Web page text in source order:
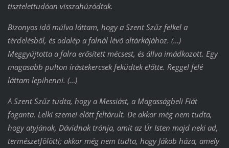
tisztelettudóan visszahúzódtak.
Bizonyos idő múlva láttam, hogy a Szent Szűz felkel a
térdelésből, és odalép a falnál lévő oltárkájához. (…)
Meggyújtotta a falra erősített mécsest, és állva imádkozott. Egy
magasabb pulton írástekercsek feküdtek előtte. Reggel felé
láttam lepihenni. (…)
A Szent Szűz tudta, hogy a Messiást, a Magasságbeli Fiát
foganta. Lelki szemei előtt feltárult. De akkor még nem tudta,
hogy atyjának, Dávidnak trónja, amit az Úr Isten majd neki ad,
természetfölötti; akkor még nem tudta, hogy Jákob háza, amely